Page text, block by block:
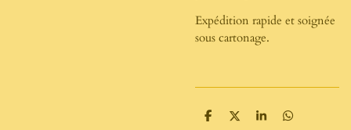
Expédition rapide et soignée
sous cartonage.
P
P
P
P